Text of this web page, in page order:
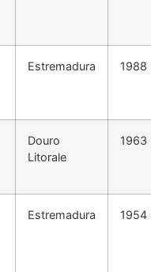
Estremadura 1988
Douro
Litorale
1963
Estremadura 1954